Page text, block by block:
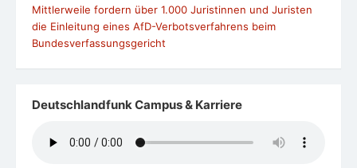
Mittlerweile fordern über 1.000 Juristinnen und Juristen
die Einleitung eines AfD-Verbotsverfahrens beim
Bundesverfassungsgericht
Deutschlandfunk Campus & Karriere